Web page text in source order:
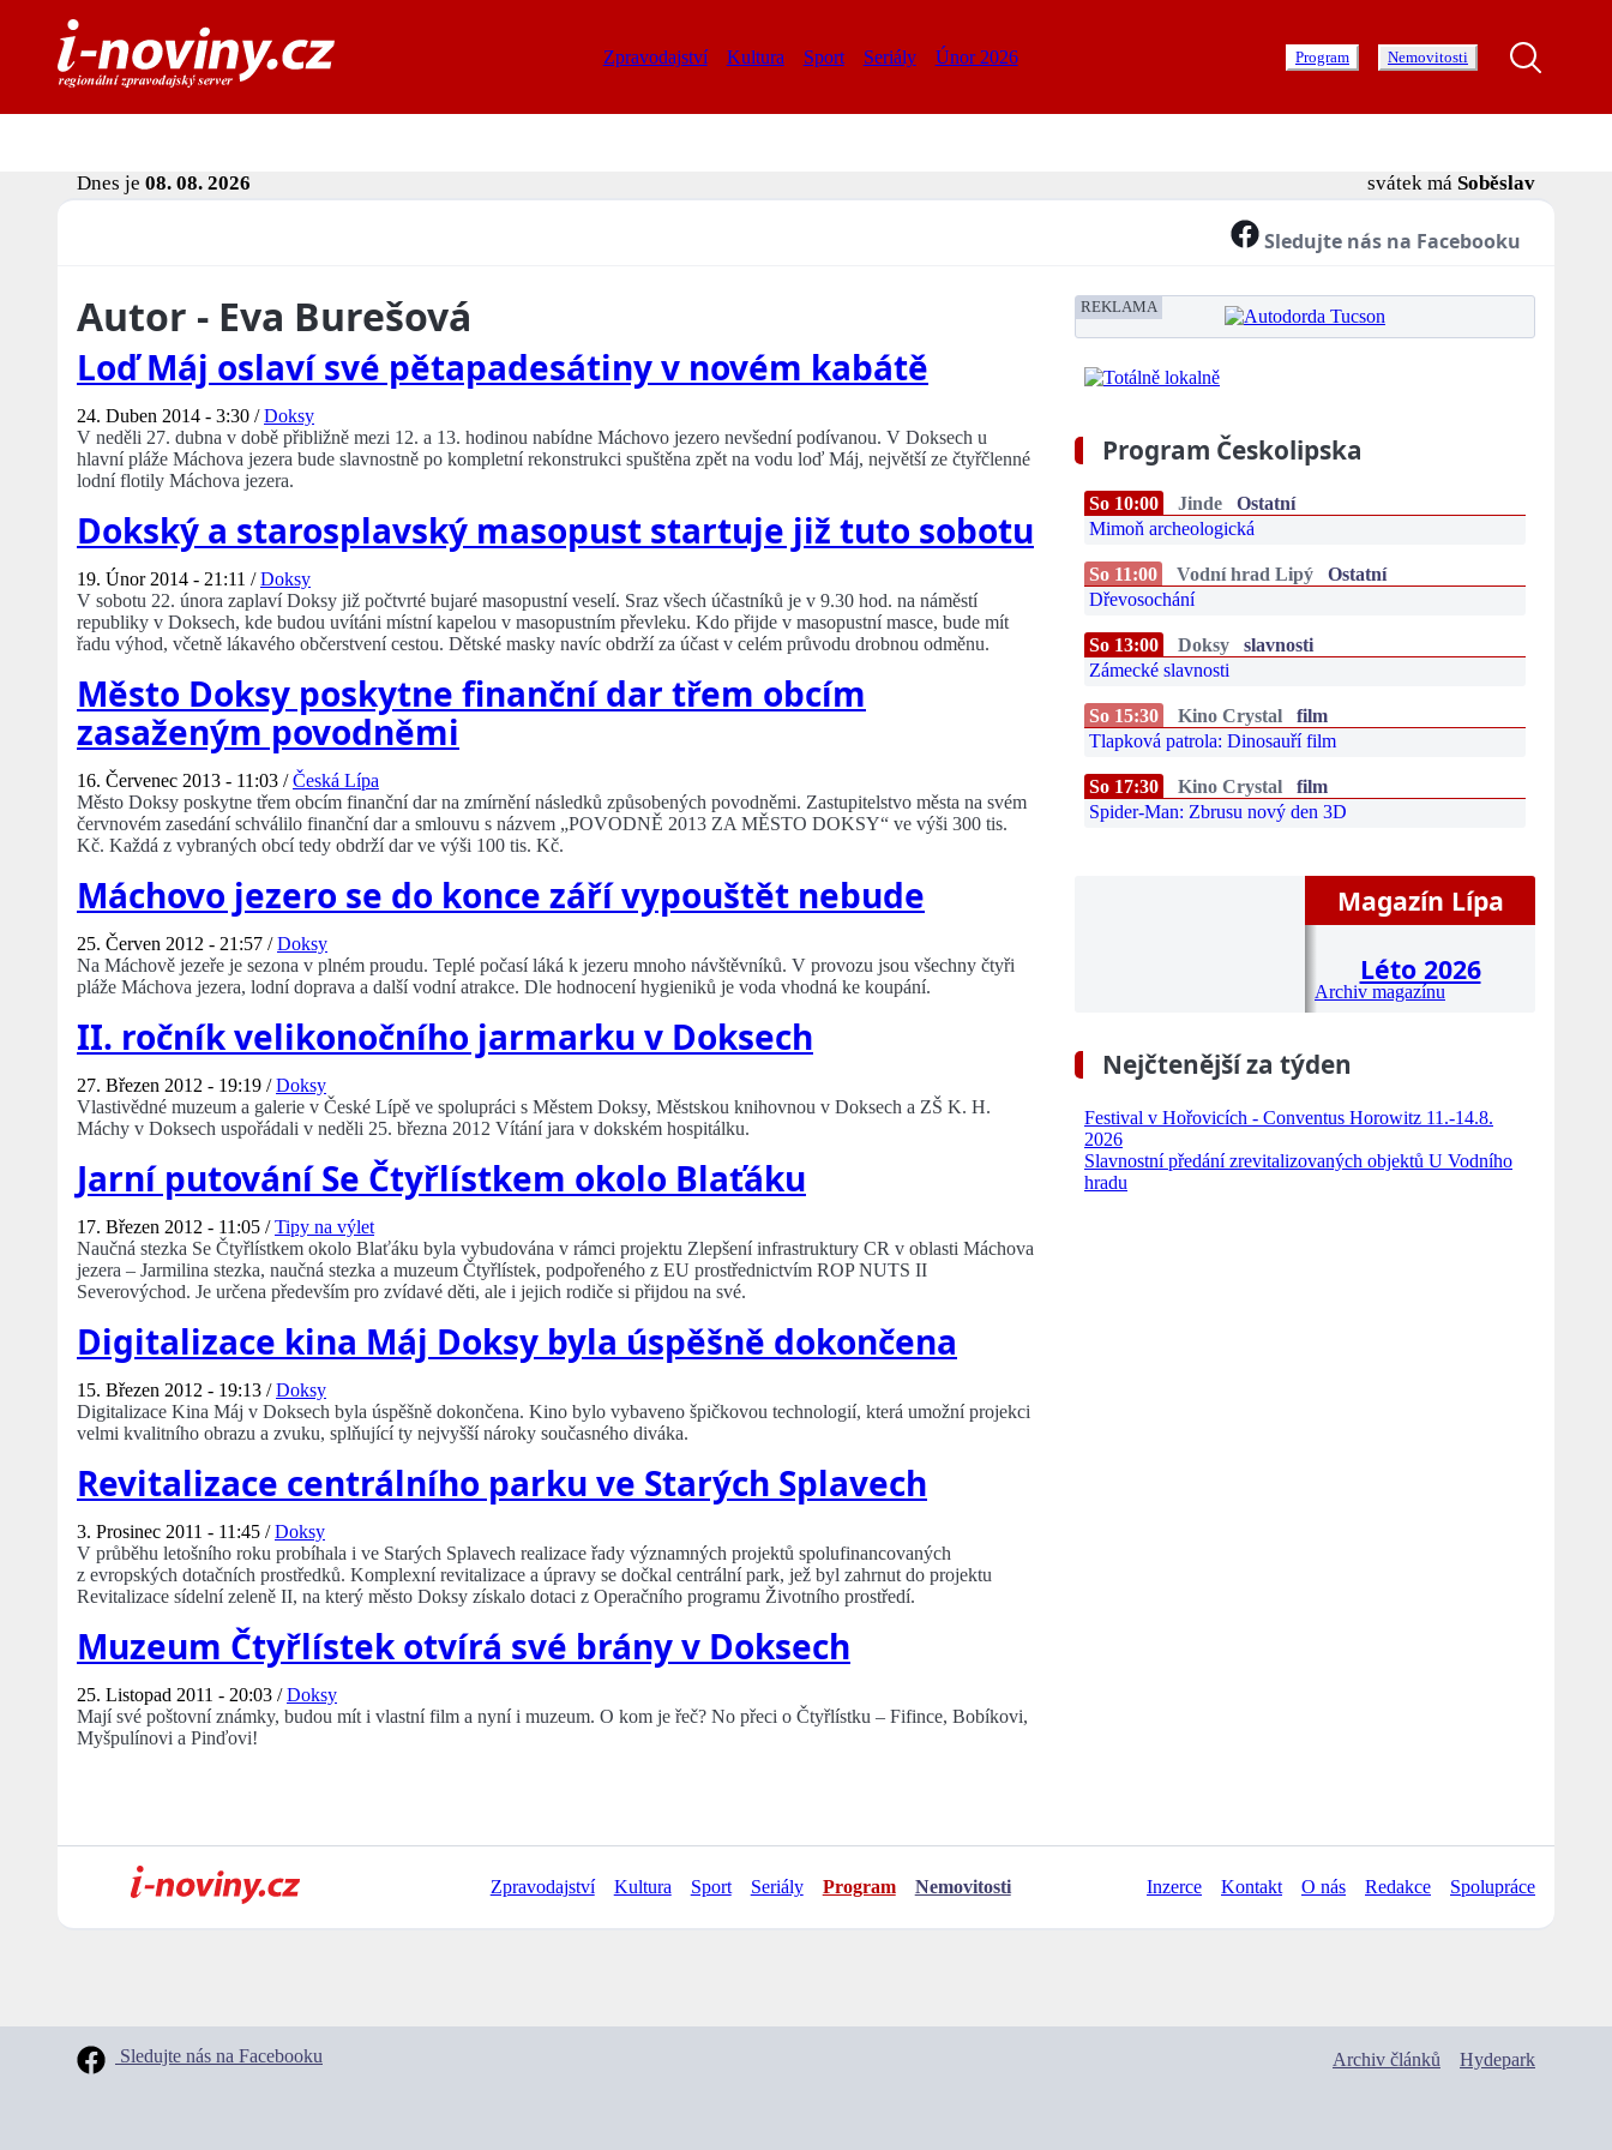
Zpravodajství Kultura Sport Seriály Únor 2026 Program Nemovitosti
Dnes je 08. 08. 2026 svátek má Soběslav
Sledujte nás na Facebooku
Autor - Eva Burešová
Loď Máj oslaví své pětapadesátiny v novém kabátě
24. Duben 2014 - 3:30 /Doksy
V neděli 27. dubna v době přibližně mezi 12. a 13. hodinou nabídne Máchovo jezero nevšední podívanou. V Doksech u
hlavní pláže Máchova jezera bude slavnostně po kompletní rekonstrukci spuštěna zpět na vodu loď Máj, největší ze čtyřčlenné
lodní flotily Máchova jezera.
Dokský a starosplavský masopust startuje již tuto sobotu
19. Únor 2014 - 21:11 /Doksy
V sobotu 22. února zaplaví Doksy již počtvrté bujaré masopustní veselí. Sraz všech účastníků je v 9.30 hod. na náměstí
republiky v Doksech, kde budou uvítáni místní kapelou v masopustním převleku. Kdo přijde v masopustní masce, bude mít
řadu výhod, včetně lákavého občerstvení cestou. Dětské masky navíc obdrží za účast v celém průvodu drobnou odměnu.
Město Doksy poskytne finanční dar třem obcím
zasaženým povodněmi
16. Červenec 2013 - 11:03 /Česká Lípa
Město Doksy poskytne třem obcím finanční dar na zmírnění následků způsobených povodněmi. Zastupitelstvo města na svém
červnovém zasedání schválilo finanční dar a smlouvu s názvem „POVODNĚ 2013 ZA MĚSTO DOKSY“ ve výši 300 tis.
Kč. Každá z vybraných obcí tedy obdrží dar ve výši 100 tis. Kč.
Máchovo jezero se do konce září vypouštět nebude
25. Červen 2012 - 21:57 /Doksy
Na Máchově jezeře je sezona v plném proudu. Teplé počasí láká k jezeru mnoho návštěvníků. V provozu jsou všechny čtyři
pláže Máchova jezera, lodní doprava a další vodní atrakce. Dle hodnocení hygieniků je voda vhodná ke koupání.
II. ročník velikonočního jarmarku v Doksech
27. Březen 2012 - 19:19 /Doksy
Vlastivědné muzeum a galerie v České Lípě ve spolupráci s Městem Doksy, Městskou knihovnou v Doksech a ZŠ K. H.
Máchy v Doksech uspořádali v neděli 25. března 2012 Vítání jara v dokském hospitálku.
Jarní putování Se Čtyřlístkem okolo Blaťáku
17. Březen 2012 - 11:05 /Tipy na výlet
Naučná stezka Se Čtyřlístkem okolo Blaťáku byla vybudována v rámci projektu Zlepšení infrastruktury CR v oblasti Máchova
jezera – Jarmilina stezka, naučná stezka a muzeum Čtyřlístek, podpořeného z EU prostřednictvím ROP NUTS II
Severovýchod. Je určena především pro zvídavé děti, ale i jejich rodiče si přijdou na své.
Digitalizace kina Máj Doksy byla úspěšně dokončena
15. Březen 2012 - 19:13 /Doksy
Digitalizace Kina Máj v Doksech byla úspěšně dokončena. Kino bylo vybaveno špičkovou technologií, která umožní projekci
velmi kvalitního obrazu a zvuku, splňující ty nejvyšší nároky současného diváka.
Revitalizace centrálního parku ve Starých Splavech
3. Prosinec 2011 - 11:45 /Doksy
V průběhu letošního roku probíhala i ve Starých Splavech realizace řady významných projektů spolufinancovaných
z evropských dotačních prostředků. Komplexní revitalizace a úpravy se dočkal centrální park, jež byl zahrnut do projektu
Revitalizace sídelní zeleně II, na který město Doksy získalo dotaci z Operačního programu Životního prostředí.
Muzeum Čtyřlístek otvírá své brány v Doksech
25. Listopad 2011 - 20:03 /Doksy
Mají své poštovní známky, budou mít i vlastní film a nyní i muzeum. O kom je řeč? No přeci o Čtyřlístku – Fifince, Bobíkovi,
Myšpulínovi a Pinďovi!
REKLAMA
Program Českolipska
So 10:00 Jinde
Ostatní
Mimoň archeologická
So 11:00 Vodní hrad Lipý
Ostatní
Dřevosochání
So 13:00 Doksy
slavnosti
Zámecké slavnosti
So 15:30 Kino Crystal
film
Tlapková patrola: Dinosauří film
So 17:30 Kino Crystal
film
Spider-Man: Zbrusu nový den 3D
Magazín Lípa
Léto 2026
Archiv magazínu
Nejčtenější za týden
Festival v Hořovicích - Conventus Horowitz 11.-14.8.
2026
Slavnostní předání zrevitalizovaných objektů U Vodního
hradu
Zpravodajství Kultura Sport Seriály Program Nemovitosti Inzerce Kontakt O nás Redakce Spolupráce
Sledujte nás na Facebooku Archiv článků Hydepark